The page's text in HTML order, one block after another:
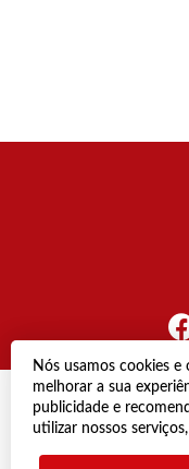
Nós usamos cookies e
melhorar a sua
publicidade e
utilizar nossos
©